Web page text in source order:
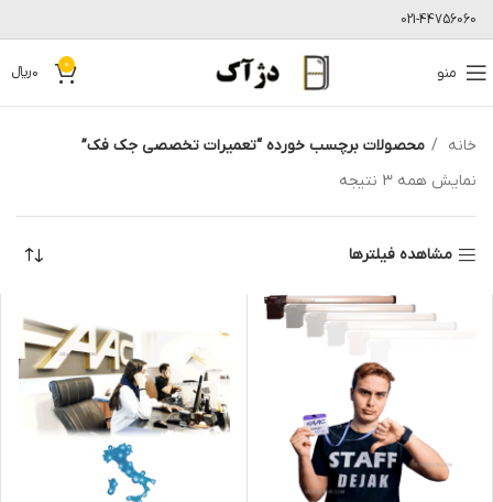
021-44756060
منو 0
0﷼
خانه
محصولات برچسب خورده “تعمیرات تخصصی جک فک”
نمایش همه 3 نتیجه
مشاهده فیلترها